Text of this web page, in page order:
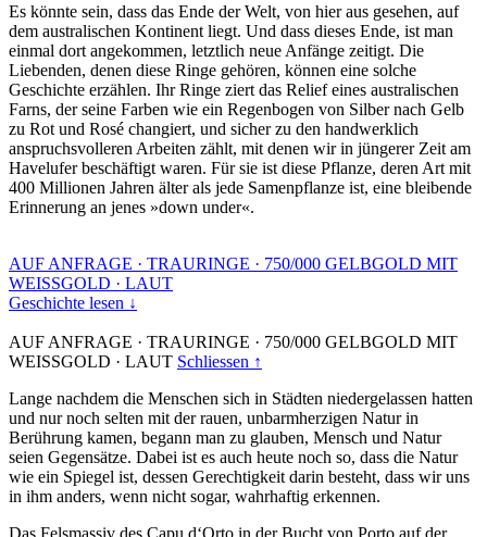
Es könnte sein, dass das Ende der Welt, von hier aus gesehen, auf
dem australischen Kontinent liegt. Und dass dieses Ende, ist man
einmal dort angekommen, letztlich neue Anfänge zeitigt. Die
Liebenden, denen diese Ringe gehören, können eine solche
Geschichte erzählen. Ihr Ringe ziert das Relief eines australischen
Farns, der seine Farben wie ein Regenbogen von Silber nach Gelb
zu Rot und Rosé changiert, und sicher zu den handwerklich
anspruchsvolleren Arbeiten zählt, mit denen wir in jüngerer Zeit am
Havelufer beschäftigt waren. Für sie ist diese Pflanze, deren Art mit
400 Millionen Jahren älter als jede Samenpflanze ist, eine bleibende
Erinnerung an jenes »down under«.
AUF ANFRAGE · TRAURINGE · 750/000 GELBGOLD MIT
WEISSGOLD · LAUT
Geschichte lesen ↓
AUF ANFRAGE · TRAURINGE · 750/000 GELBGOLD MIT
WEISSGOLD · LAUT Schliessen ↑
Lange nachdem die Menschen sich in Städten niedergelassen hatten
und nur noch selten mit der rauen, unbarmherzigen Natur in
Berührung kamen, begann man zu glauben, Mensch und Natur
seien Gegensätze. Dabei ist es auch heute noch so, dass die Natur
wie ein Spiegel ist, dessen Gerechtigkeit darin besteht, dass wir uns
in ihm anders, wenn nicht sogar, wahrhaftig erkennen.
Das Felsmassiv des Capu d‘Orto in der Bucht von Porto auf der